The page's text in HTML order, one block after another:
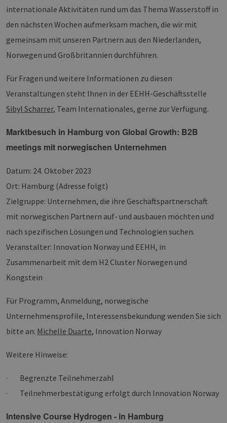
internationale Aktivitäten rund um das Thema Wasserstoff in
den nächsten Wochen aufmerksam machen, die wir mit
gemeinsam mit unseren Partnern aus den Niederlanden,
Norwegen und Großbritannien durchführen.
Für Fragen und weitere Informationen zu diesen
Veranstaltungen steht Ihnen in der EEHH-Geschäftsstelle
Sibyl Scharrer, Team Internationales, gerne zur Verfügung.
Marktbesuch in Hamburg von Global Growth: B2B
meetings mit norwegischen Unternehmen
Datum: 24. Oktober 2023
Ort: Hamburg (Adresse folgt)
Zielgruppe: Unternehmen, die ihre Geschäftspartnerschaft
mit norwegischen Partnern auf- und ausbauen möchten und
nach spezifischen Lösungen und Technologien suchen.
Veranstalter: Innovation Norway und EEHH, in
Zusammenarbeit mit dem H2 Cluster Norwegen und
Kongstein
Für Programm, Anmeldung, norwegische
Unternehmensprofile, Interessensbekundung wenden Sie sich
bitte an: Michelle Duarte, Innovation Norway
Weitere Hinweise:
· Begrenzte Teilnehmerzahl
· Teilnehmerbestätigung erfolgt durch Innovation Norway
Intensive Course Hydrogen - in Hamburg